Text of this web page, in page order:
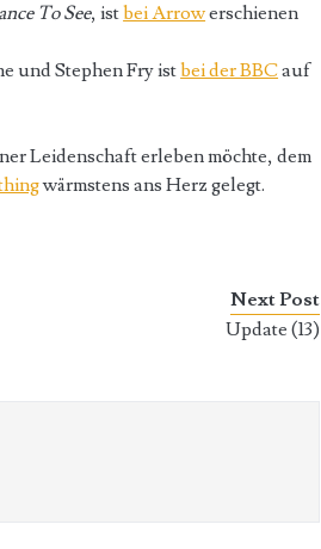
To See, istbei Arrowerschienen
und Stephen Fry istbei der BBCauf
Leidenschaft erleben möchte, dem
wärmstens ans Herz gelegt.
Next Post
Update (13)